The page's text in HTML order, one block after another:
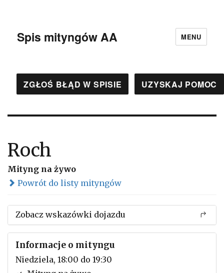
Spis mityngów AA MENU
ZGŁOŚ BŁĄD W SPISIE UZYSKAJ POMOC
Roch
Mityng na żywo
Powrót do listy mityngów
Zobacz wskazówki dojazdu
Informacje o mityngu
Niedziela, 18:00 do 19:30